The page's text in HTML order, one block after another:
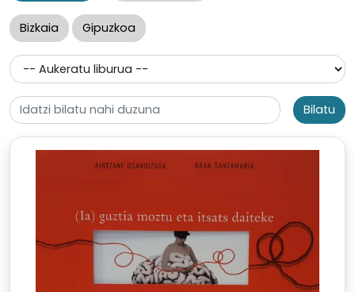
Bizkaia Gipuzkoa
Bilatu